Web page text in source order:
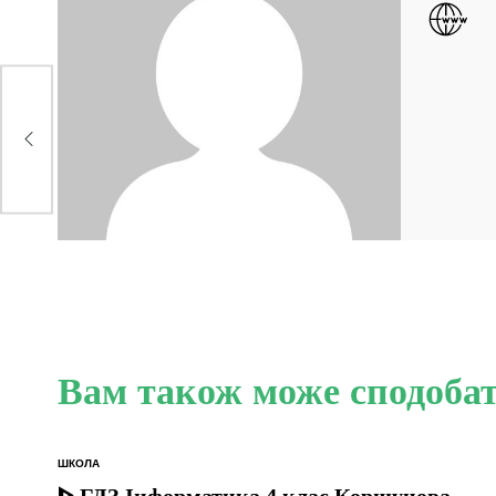
Вам також може
ОПУБЛІКУВАТИ
У
ШКОЛА